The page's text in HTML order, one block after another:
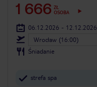
1 666 ZŁ
OSOBA
06.12.2026 - 12.12.2026
Wrocław (16:00)
Śniadanie
strefa spa